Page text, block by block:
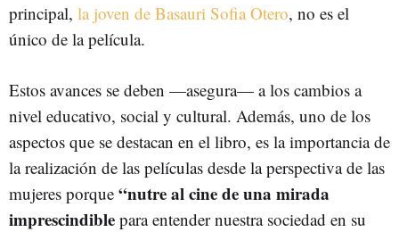
principal, la joven de Basauri Sofia Otero, no es el
único de la película.
Estos avances se deben —asegura— a los cambios a
nivel educativo, social y cultural. Además, uno de los
aspectos que se destacan en el libro, es la importancia de
la realización de las películas desde la perspectiva de las
mujeres porque “nutre al cine de una mirada
imprescindible para entender nuestra sociedad en su